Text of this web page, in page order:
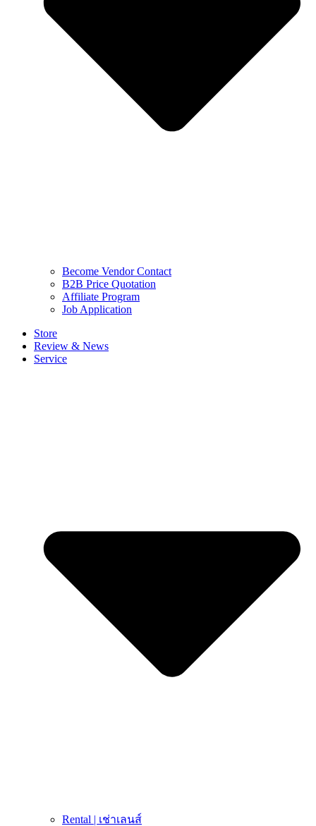
Become Vendor Contact
B2B Price Quotation
Affiliate Program
Job Application
Store
Review & News
Service
Rental | เช่าเลนส์